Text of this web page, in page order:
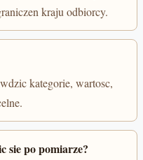
kraju odbiorcy.
kategorie, wartosc,
sie po pomiarze?